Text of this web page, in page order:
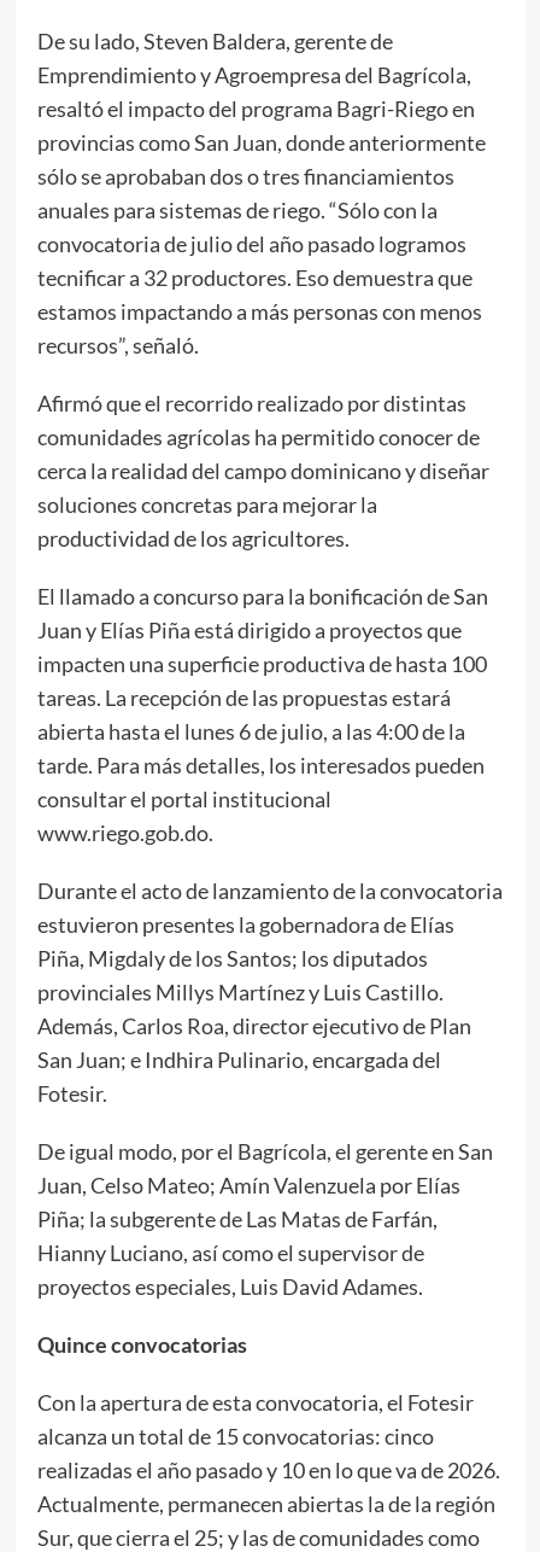
De su lado, Steven Baldera, gerente de
Emprendimiento y Agroempresa del Bagrícola,
resaltó el impacto del programa Bagri-Riego en
provincias como San Juan, donde anteriormente
sólo se aprobaban dos o tres financiamientos
anuales para sistemas de riego. “Sólo con la
convocatoria de julio del año pasado logramos
tecnificar a 32 productores. Eso demuestra que
estamos impactando a más personas con menos
recursos”, señaló.
Afirmó que el recorrido realizado por distintas
comunidades agrícolas ha permitido conocer de
cerca la realidad del campo dominicano y diseñar
soluciones concretas para mejorar la
productividad de los agricultores.
El llamado a concurso para la bonificación de San
Juan y Elías Piña está dirigido a proyectos que
impacten una superficie productiva de hasta 100
tareas. La recepción de las propuestas estará
abierta hasta el lunes 6 de julio, a las 4:00 de la
tarde. Para más detalles, los interesados pueden
consultar el portal institucional
www.riego.gob.do.
Durante el acto de lanzamiento de la convocatoria
estuvieron presentes la gobernadora de Elías
Piña, Migdaly de los Santos; los diputados
provinciales Millys Martínez y Luis Castillo.
Además, Carlos Roa, director ejecutivo de Plan
San Juan; e Indhira Pulinario, encargada del
Fotesir.
De igual modo, por el Bagrícola, el gerente en San
Juan, Celso Mateo; Amín Valenzuela por Elías
Piña; la subgerente de Las Matas de Farfán,
Hianny Luciano, así como el supervisor de
proyectos especiales, Luis David Adames.
Quince convocatorias
Con la apertura de esta convocatoria, el Fotesir
alcanza un total de 15 convocatorias: cinco
realizadas el año pasado y 10 en lo que va de 2026.
Actualmente, permanecen abiertas la de la región
Sur, que cierra el 25; y las de comunidades como